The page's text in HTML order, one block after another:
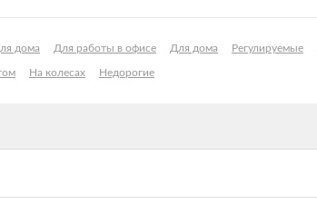
дома Для работы в офисе Для дома Регулируемые
На колесах Недорогие